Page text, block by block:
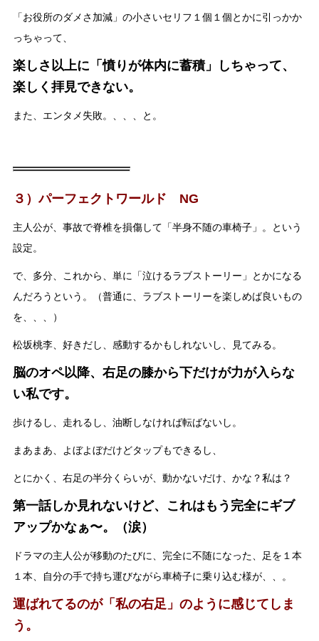
「お役所のダメさ加減」の小さいセリフ１個１個とかに引っかか
っちゃって、
楽しさ以上に「憤りが体内に蓄積」しちゃって、
楽しく拝見できない。
また、エンタメ失敗。、、、と。
３）パーフェクトワールド NG
主人公が、事故で脊椎を損傷して「半身不随の車椅子」。という
設定。
で、多分、これから、単に「泣けるラブストーリー」とかになる
んだろうという。（普通に、ラブストーリーを楽しめば良いもの
を、、、）
松坂桃李、好きだし、感動するかもしれないし、見てみる。
脳のオペ以降、右足の膝から下だけが力が入らな
い私です。
歩けるし、走れるし、油断しなければ転ばないし。
まあまあ、よぼよぼだけどタップもできるし、
とにかく、右足の半分くらいが、動かないだけ、かな？私は？
第一話しか見れないけど、これはもう完全にギブ
アップかなぁ〜。（涙）
ドラマの主人公が移動のたびに、完全に不随になった、足を１本
１本、自分の手で持ち運びながら車椅子に乗り込む様が、、。
運ばれてるのが「私の右足」のように感じてしま
う。